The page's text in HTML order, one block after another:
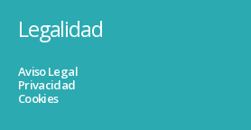
Legalidad
Aviso Legal
Privacidad
Cookies